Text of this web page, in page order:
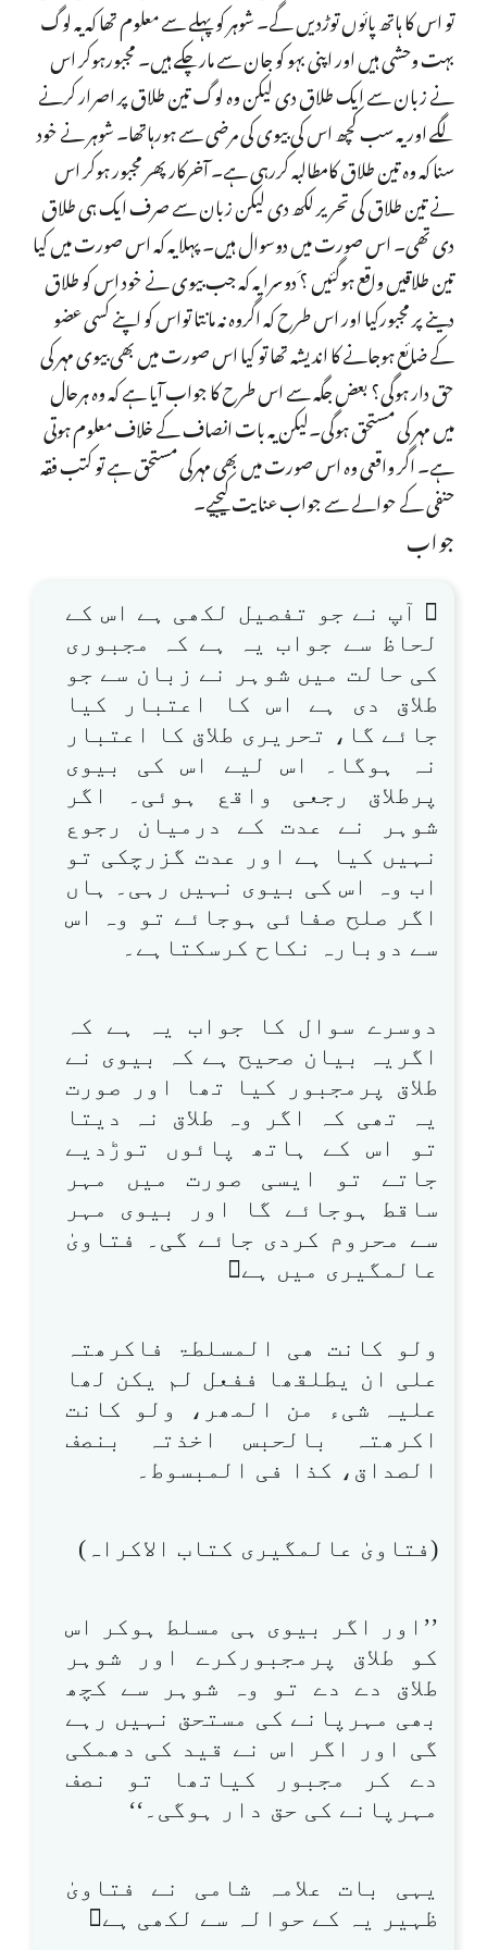
تو اس کا ہاتھ پائوں توڑدیں گے۔ شوہر کو پہلے سے معلوم تھا کہ یہ لوگ
بہت وحشی ہیں اور اپنی بہو کو جان سے مارچکے ہیں۔ مجبورہوکر اس
نے زبان سے ایک طلاق دی لیکن وہ لوگ تین طلاق پر اصرار کرنے
لگے اور یہ سب کچھ اس کی بیوی کی مرضی سے ہورہاتھا۔ شوہر نے خود
سنا کہ وہ تین طلاق کامطالبہ کررہی ہے۔ آخرکار پھر مجبور ہوکر اس
نے تین طلاق کی تحریر لکھ دی لیکن زبان سے صرف ایک ہی طلاق
دی تھی۔ اس صورت میں دوسوال ہیں۔ پہلا یہ کہ اس صورت میں کیا
تین طلاقیں واقع ہوگئیں ؟َ دوسرا یہ کہ جب بیوی نے خود اس کو طلاق
دینے پر مجبورکیا اور اس طرح کہ اگروہ نہ مانتا تواس کو اپنے کسی عضو
کے ضائع ہوجانے کا اندیشہ تھا تو کیا اس صورت میں بھی بیوی مہر کی
حق دار ہوگی؟ بعض جگہ سے اس طرح کا جواب آیا ہے کہ وہ ہرحال
میں مہر کی مستحق ہوگی۔لیکن یہ بات انصاف کے خلاف معلوم ہوتی
ہے۔ اگر واقعی وہ اس صورت میں بھی مہرکی مستحق ہے تو کتب فقہ
حنفی کے حوالے سے جواب عنایت کیجیے۔
جواب
 آپ نے جو تفصیل لکھی ہے اس کے
لحاظ سے جواب یہ ہے کہ مجبوری
کی حالت میں شوہر نے زبان سے جو
طلاق دی ہے اس کا اعتبار کیا
جائے گا، تحریری طلاق کا اعتبار
نہ ہوگا۔ اس لیے اس کی بیوی
پرطلاق رجعی واقع ہوئی۔ اگر
شوہر نے عدت کے درمیان رجوع
نہیں کیا ہے اور عدت گزرچکی تو
اب وہ اس کی بیوی نہیں رہی۔ ہاں
اگر صلح صفائی ہوجائے تو وہ اس
سے دوبارہ نکاح کرسکتاہے۔
دوسرے سوال کا جواب یہ ہے کہ
اگریہ بیان صحیح ہے کہ بیوی نے
طلاق پرمجبور کیا تھا اور صورت
یہ تھی کہ اگر وہ طلاق نہ دیتا
تو اس کے ہاتھ پائوں توڑدیے
جاتے تو ایسی صورت میں مہر
ساقط ہوجائے گا اور بیوی مہر
سے محروم کردی جائے گی۔ فتاویٰ
عالمگیری میں ہے
ولو کانت ھی المسلطۃ فاکرھتہ
علی ان یطلقھا ففعل لم یکن لھا
علیہ شیء من المھر، ولو کانت
اکرھتہ بالحبس اخذتہ بنصف
الصداق، کذا فی المبسوط۔
(فتاویٰ عالمگیری کتاب الاکراہ)
’’اور اگر بیوی ہی مسلط ہوکر اس
کو طلاق پرمجبورکرے اور شوہر
طلاق دے دے تو وہ شوہر سے کچھ
بھی مہرپانے کی مستحق نہیں رہے
گی اور اگر اس نے قید کی دھمکی
دے کر مجبور کیاتھا تو نصف
مہرپانے کی حق دار ہوگی۔‘‘
یہی بات علامہ شامی نے فتاویٰ
ظہیر یہ کے حوالہ سے لکھی ہے